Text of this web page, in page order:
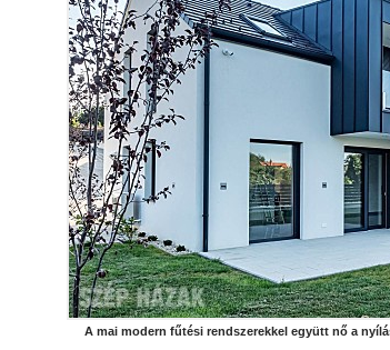
A mai modern fűtési rendszerekkel együtt nő a